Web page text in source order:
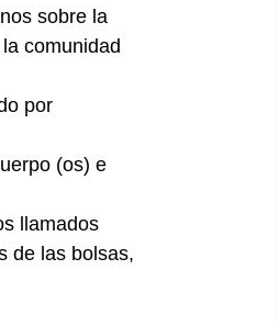
sobre la
comunidad
por
llamados
de las bolsas,